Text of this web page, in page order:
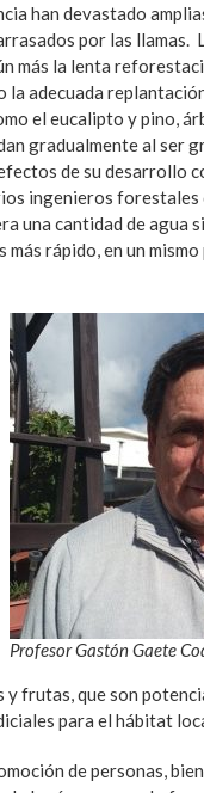
han devastado
por las llamas.
más la lenta
la adecuada
el eucalipto y pino,
gradualmente al ser
de su desarrollo
ingenieros forestales
una cantidad de agua
rápido, en un
Profesor Gastón Gaete
frutas, que son
para el hábitat
de personas,